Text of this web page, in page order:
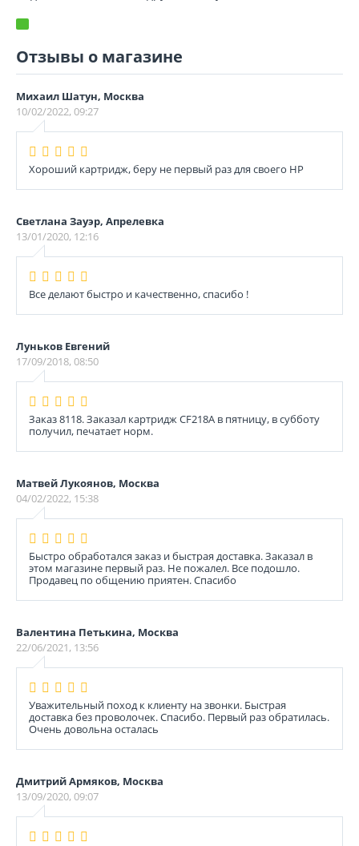
Отзывы о магазине
Михаил Шатун, Москва
10/02/2022, 09:27
Хороший картридж, беру не первый раз для своего НР
Светлана Зауэр, Апрелевка
13/01/2020, 12:16
Все делают быстро и качественно, спасибо !
Луньков Евгений
17/09/2018, 08:50
Заказ 8118. Заказал картридж CF218A в пятницу, в субботу
получил, печатает норм.
Матвей Лукоянов, Москва
04/02/2022, 15:38
Быстро обработался заказ и быстрая доставка. Заказал в
этом магазине первый раз. Не пожалел. Все подошло.
Продавец по общению приятен. Спасибо
Валентина Петькина, Москва
22/06/2021, 13:56
Уважительный поход к клиенту на звонки. Быстрая
доставка без проволочек. Спасибо. Первый раз обратилась.
Очень довольна осталась
Дмитрий Армяков, Москва
13/09/2020, 09:07